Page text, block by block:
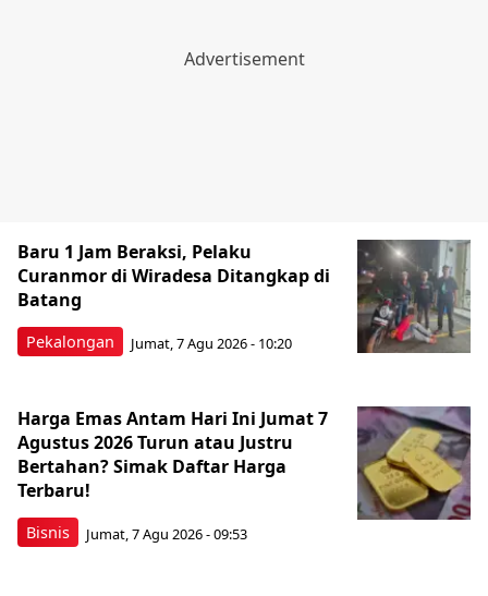
Pekalongan
Baru 1 Jam Beraksi, Pelaku
Curanmor di Wiradesa Ditangkap di
Batang
Jumat, 7 Agu 2026 - 10:20
Bisnis
Harga Emas Antam Hari Ini Jumat 7
Agustus 2026 Turun atau Justru
Bertahan? Simak Daftar Harga
Terbaru!
Jumat, 7 Agu 2026 - 09:53